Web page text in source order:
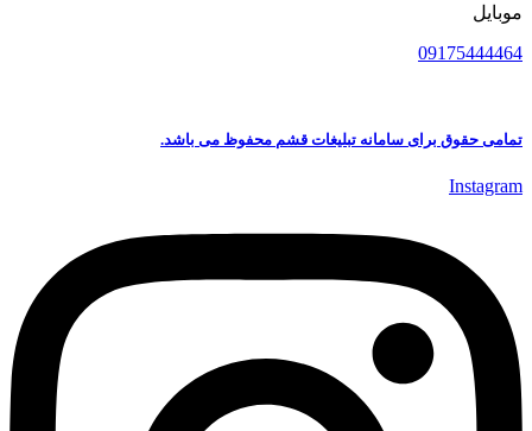
موبایل
09175444464
تمامی حقوق برای سامانه تبلیغات قشم محفوظ می باشد.
Instagram